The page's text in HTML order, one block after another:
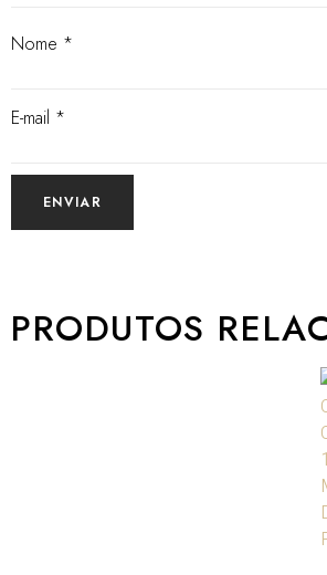
Nome *
E-mail *
PRODUTOS